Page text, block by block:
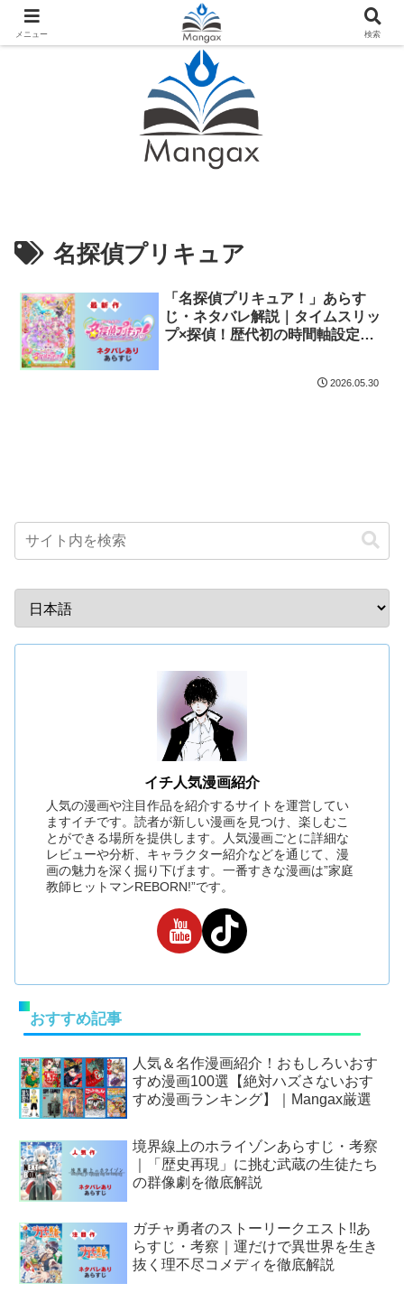
人気おすすめ漫画紹介ならMangax（マンガックス）
名探偵プリキュア
「名探偵プリキュア！」あらす
じ・ネタバレ解説｜タイムスリッ
プ×探偵！歴代初の時間軸設定で
2026.05.30
イチ人気漫画紹介
人気の漫画や注目作品を紹介するサイトを運営してい
ますイチです。読者が新しい漫画を見つけ、楽しむこ
とができる場所を提供します。人気漫画ごとに詳細な
レビューや分析、キャラクター紹介などを通じて、漫
画の魅力を深く掘り下げます。一番すきな漫画は”家庭
教師ヒットマンREBORN!”です。
おすすめ記事
人気＆名作漫画紹介！おもしろいおす
すめ漫画100選【絶対ハズさないおす
すめ漫画ランキング】｜Mangax厳選
境界線上のホライゾンあらすじ・考察
｜「歴史再現」に挑む武蔵の生徒たち
の群像劇を徹底解説
ガチャ勇者のストーリークエスト!!あ
らすじ・考察｜運だけで異世界を生き
抜く理不尽コメディを徹底解説
メニュー 検索